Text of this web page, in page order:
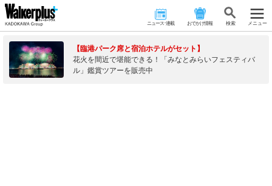
ニュース･連載 おでかけ情報 検 索 メニュー
【臨港パーク席と宿泊ホテルがセット】
花火を間近で堪能できる！「みなとみらいフェスティバ
ル」鑑賞ツアーを販売中